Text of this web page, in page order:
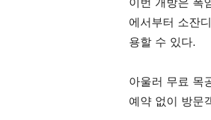
에서부터 소잔
용할 수 있다.
아울러 무료 목
예약 없이 방문